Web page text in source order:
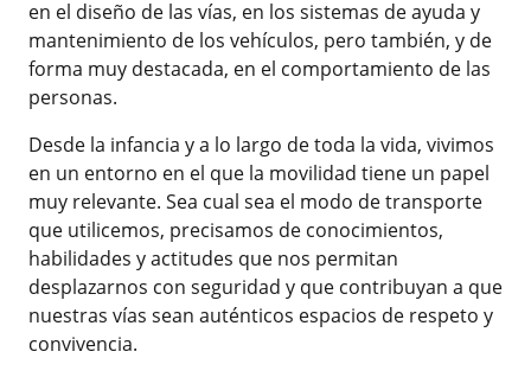
en el diseño de las vías, en los sistemas de ayuda y
mantenimiento de los vehículos, pero también, y de
forma muy destacada, en el comportamiento de las
personas.
Desde la infancia y a lo largo de toda la vida, vivimos
en un entorno en el que la movilidad tiene un papel
muy relevante. Sea cual sea el modo de transporte
que utilicemos, precisamos de conocimientos,
habilidades y actitudes que nos permitan
desplazarnos con seguridad y que contribuyan a que
nuestras vías sean auténticos espacios de respeto y
convivencia.